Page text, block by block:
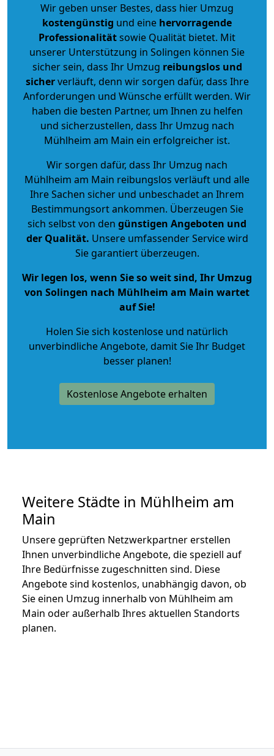
Wir geben unser Bestes, dass hier Umzug
kostengünstig und eine hervorragende
Professionalitätsowie Qualität bietet. Mit
unserer Unterstützung in Solingen können Sie
sicher sein, dass Ihr Umzug reibungslos und
sicherverläuft, denn wir sorgen dafür, dass Ihre
Anforderungen und Wünsche erfüllt werden. Wir
haben die besten Partner, um Ihnen zu helfen
und sicherzustellen, dass Ihr Umzug nach
Mühlheim am Main ein erfolgreicher ist.
Wir sorgen dafür, dass Ihr Umzug nach
Mühlheim am Main reibungslos verläuft und alle
Ihre Sachen sicher und unbeschadet an Ihrem
Bestimmungsort ankommen. Überzeugen Sie
sich selbst von den günstigen Angeboten und
der Qualität. Unsere umfassender Service wird
Sie garantiert überzeugen.
Wir legen los, wenn Sie so weit sind, Ihr Umzug
von Solingen nach Mühlheim am Main wartet
auf Sie!
Holen Sie sich kostenlose und natürlich
unverbindliche Angebote, damit Sie Ihr Budget
besser planen!
Kostenlose Angebote erhalten
Weitere Städte in Mühlheim am
Main
Unsere geprüften Netzwerkpartner erstellen
Ihnen unverbindliche Angebote, die speziell auf
Ihre Bedürfnisse zugeschnitten sind. Diese
Angebote sind kostenlos, unabhängig davon, ob
Sie einen Umzug innerhalb von Mühlheim am
Main oder außerhalb Ihres aktuellen Standorts
planen.